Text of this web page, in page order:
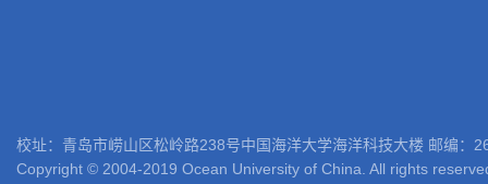
校址：青岛市崂山区松岭路238号中国海洋大学海洋科技大楼 邮编
Copyright © 2004-2019 Ocean University of China. All rights